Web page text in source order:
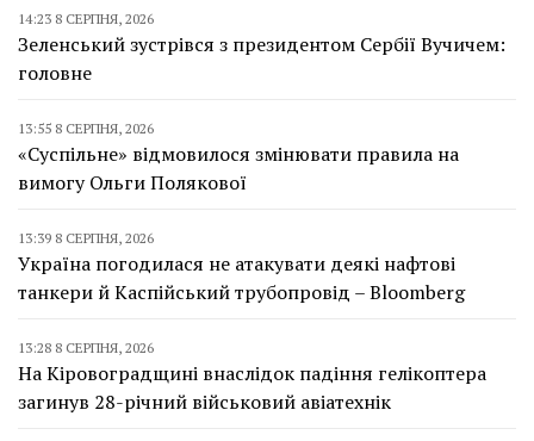
14:23 8 СЕРПНЯ, 2026
Зеленський зустрівся з президентом Сербії Вучичем:
головне
13:55 8 СЕРПНЯ, 2026
«Суспільне» відмовилося змінювати правила на
вимогу Ольги Полякової
13:39 8 СЕРПНЯ, 2026
Україна погодилася не атакувати деякі нафтові
танкери й Каспійський трубопровід – Bloomberg
13:28 8 СЕРПНЯ, 2026
На Кіровоградщині внаслідок падіння гелікоптера
загинув 28-річний військовий авіатехнік